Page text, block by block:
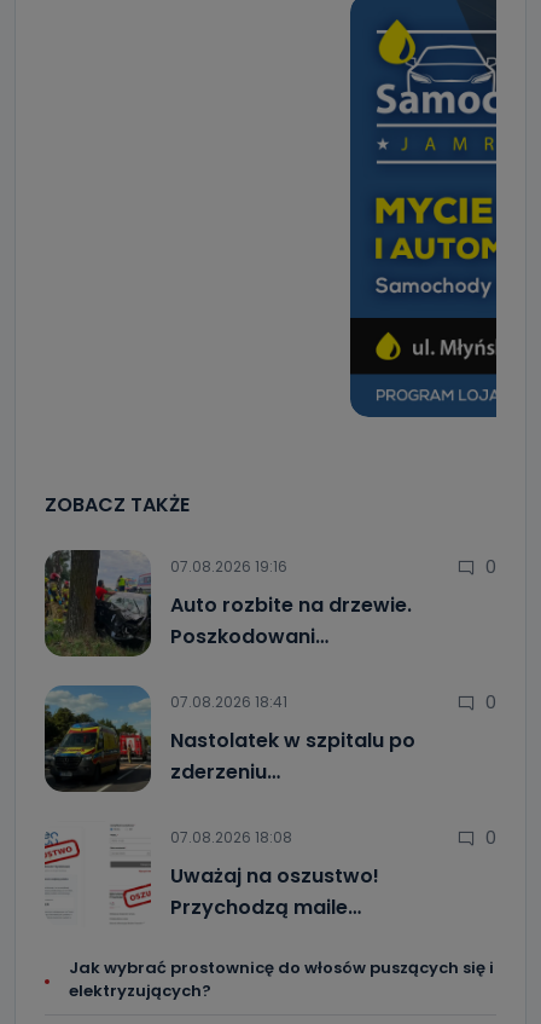
ZOBACZ TAKŻE
07.08.2026 19:16 0
Auto rozbite na drzewie.
Poszkodowani…
07.08.2026 18:41 0
Nastolatek w szpitalu po
zderzeniu…
07.08.2026 18:08 0
Uważaj na oszustwo!
Przychodzą maile…
Jak wybrać prostownicę do włosów puszących się i
elektryzujących?